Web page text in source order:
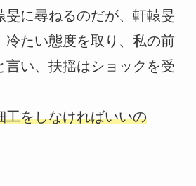
旻に尋ねるのだが、軒轅旻
冷たい態度を取り、私の前
言い、扶揺はショックを受
工をしなければいいの